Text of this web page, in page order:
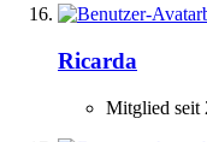
Ricarda
Mitglied seit